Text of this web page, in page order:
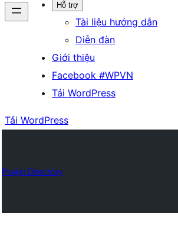
Hỗ trợ
Tài liệu hướng dẫn
Diễn đàn
Giới thiệu
Facebook #WPVN
Tải WordPress
Tải WordPress
Plugin Directory